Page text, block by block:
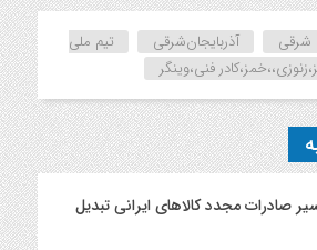
شرقی آذربایجان‌شرقی
تیم ملی
فنی،وینگر
صادرات مجدد کالاهای ایرانی تبدیل